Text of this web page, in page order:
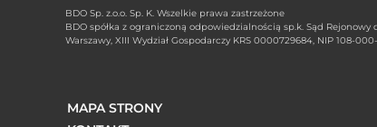
BDO Sp. z.o.o. Sp. K. Wszelkie prawa zastrzeżone
BDO spółka z ograniczoną odpowiedzialnością sp.k. Sąd Rejonowy
Warszawy, XIII Wydział Gospodarczy KRS 0000729684, NIP 108-
MAPA STRONY